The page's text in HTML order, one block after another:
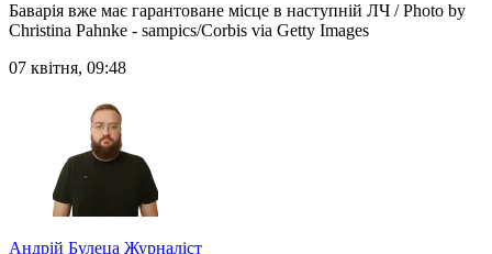
Баварія вже має гарантоване місце в наступній ЛЧ / Photo by
Christina Pahnke - sampics/Corbis via Getty Images
07 квітня, 09:48
Андрій Булеца Журналіст